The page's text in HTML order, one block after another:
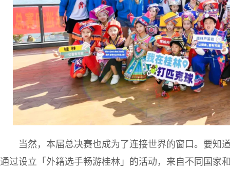
当然，本届总决赛也成为了连接世界的窗口。要知
通过设立「外籍选手畅游桂林」的活动，来自不同国家